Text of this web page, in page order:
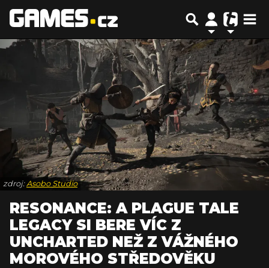
zdroj:Asobo Studio
RESONANCE: A PLAGUE TALE
LEGACY SI BERE VÍC Z
UNCHARTED NEŽ Z VÁŽNÉHO
MOROVÉHO STŘEDOVĚKU